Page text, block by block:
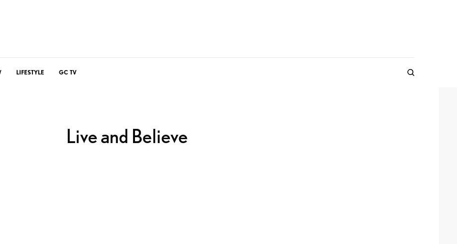
LIFESTYLE GC TV
Live and Believe